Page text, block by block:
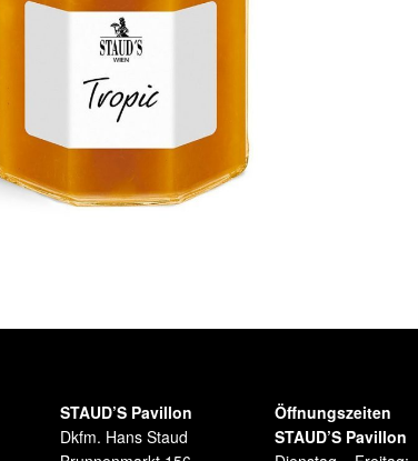
STAUD’S Pavillon
Dkfm. Hans Staud
Öffnungszeiten
STAUD’S Pavillon